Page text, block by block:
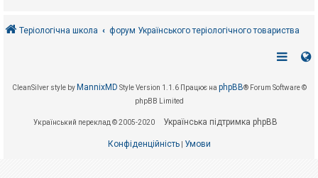
Теріологічна школа форум Українського теріологічного товариства
CleanSilver style by MannixMD Style Version 1.1.6 Працює на phpBB® Forum Software ©
phpBB Limited
Український переклад © 2005-2020 Українська підтримка phpBB
Конфіденційність| Умови